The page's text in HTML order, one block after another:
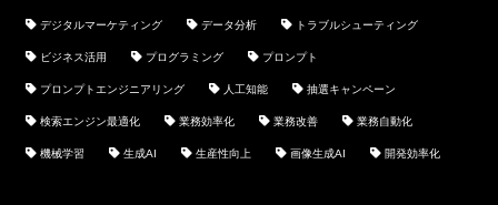
デジタルマーケティング データ分析 トラブルシューティング
ビジネス活用 プログラミング プロンプト
プロンプトエンジニアリング 人工知能 抽選キャンペーン
検索エンジン最適化 業務効率化 業務改善 業務自動化
機械学習 生成AI 生産性向上 画像生成AI 開発効率化